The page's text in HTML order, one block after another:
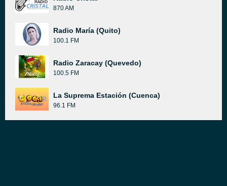
870 AM
Radio María (Quito)
100.1 FM
Radio Zaracay (Quevedo)
100.5 FM
La Suprema Estación (Cuenca)
96.1 FM